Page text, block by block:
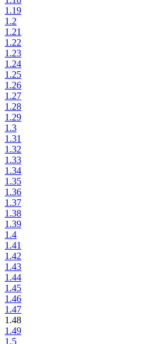
1.19
1.2
1.21
1.22
1.23
1.24
1.25
1.26
1.27
1.28
1.29
1.3
1.31
1.32
1.33
1.34
1.35
1.36
1.37
1.38
1.39
1.4
1.41
1.42
1.43
1.44
1.45
1.46
1.47
1.48
1.49
1.5